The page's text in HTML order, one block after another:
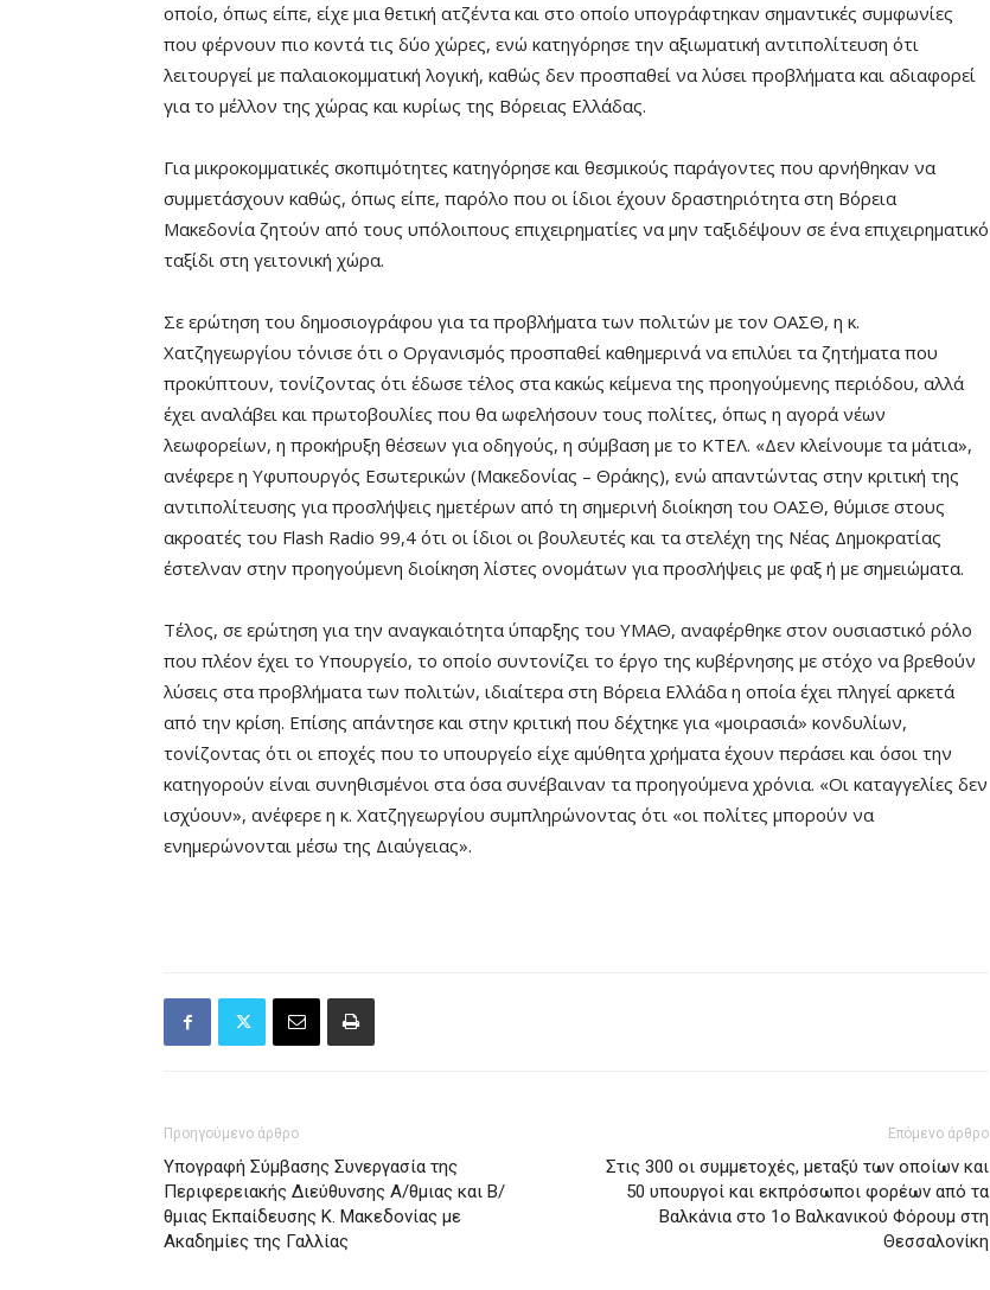
οποίο, όπως είπε, είχε μια θετική ατζέντα και στο οποίο υπογράφτηκαν σημαντικές συμφωνίες
που φέρνουν πιο κοντά τις δύο χώρες, ενώ κατηγόρησε την αξιωματική αντιπολίτευση ότι
λειτουργεί με παλαιοκομματική λογική, καθώς δεν προσπαθεί να λύσει προβλήματα και αδιαφορεί
για το μέλλον της χώρας και κυρίως της Βόρειας Ελλάδας.
Για μικροκομματικές σκοπιμότητες κατηγόρησε και θεσμικούς παράγοντες που αρνήθηκαν να
συμμετάσχουν καθώς, όπως είπε, παρόλο που οι ίδιοι έχουν δραστηριότητα στη Βόρεια
Μακεδονία ζητούν από τους υπόλοιπους επιχειρηματίες να μην ταξιδέψουν σε ένα επιχειρηματικό
ταξίδι στη γειτονική χώρα.
Σε ερώτηση του δημοσιογράφου για τα προβλήματα των πολιτών με τον ΟΑΣΘ, η κ.
Χατζηγεωργίου τόνισε ότι ο Οργανισμός προσπαθεί καθημερινά να επιλύει τα ζητήματα που
προκύπτουν, τονίζοντας ότι έδωσε τέλος στα κακώς κείμενα της προηγούμενης περιόδου, αλλά
έχει αναλάβει και πρωτοβουλίες που θα ωφελήσουν τους πολίτες, όπως η αγορά νέων
λεωφορείων, η προκήρυξη θέσεων για οδηγούς, η σύμβαση με το ΚΤΕΛ. «Δεν κλείνουμε τα μάτια»,
ανέφερε η Υφυπουργός Εσωτερικών (Μακεδονίας – Θράκης), ενώ απαντώντας στην κριτική της
αντιπολίτευσης για προσλήψεις ημετέρων από τη σημερινή διοίκηση του ΟΑΣΘ, θύμισε στους
ακροατές του Flash Radio 99,4 ότι οι ίδιοι οι βουλευτές και τα στελέχη της Νέας Δημοκρατίας
έστελναν στην προηγούμενη διοίκηση λίστες ονομάτων για προσλήψεις με φαξ ή με σημειώματα.
Τέλος, σε ερώτηση για την αναγκαιότητα ύπαρξης του ΥΜΑΘ, αναφέρθηκε στον ουσιαστικό ρόλο
που πλέον έχει το Υπουργείο, το οποίο συντονίζει το έργο της κυβέρνησης με στόχο να βρεθούν
λύσεις στα προβλήματα των πολιτών, ιδιαίτερα στη Βόρεια Ελλάδα η οποία έχει πληγεί αρκετά
από την κρίση. Επίσης απάντησε και στην κριτική που δέχτηκε για «μοιρασιά» κονδυλίων,
τονίζοντας ότι οι εποχές που το υπουργείο είχε αμύθητα χρήματα έχουν περάσει και όσοι την
κατηγορούν είναι συνηθισμένοι στα όσα συνέβαιναν τα προηγούμενα χρόνια. «Οι καταγγελίες δεν
ισχύουν», ανέφερε η κ. Χατζηγεωργίου συμπληρώνοντας ότι «οι πολίτες μπορούν να
ενημερώνονται μέσω της Διαύγειας».
Προηγούμενο άρθρο
Υπογραφή Σύμβασης Συνεργασία της
Περιφερειακής Διεύθυνσης Α/θμιας και Β/
θμιας Εκπαίδευσης Κ. Μακεδονίας με
Ακαδημίες της Γαλλίας
Επόμενο άρθρο
Στις 300 οι συμμετοχές, μεταξύ των οποίων και
50 υπουργοί και εκπρόσωποι φορέων από τα
Βαλκάνια στο 1ο Βαλκανικού Φόρουμ στη
Θεσσαλονίκη